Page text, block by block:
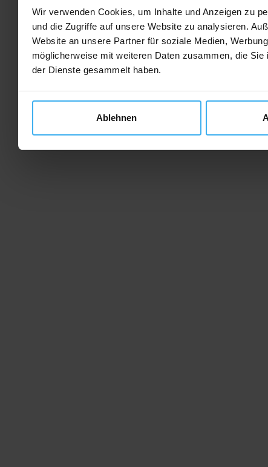
Wir verwenden Cookies, um Inhalte und Anzeigen zu
und die Zugriffe auf unsere Website zu analysieren.
Website an unsere Partner für soziale Medien,
möglicherweise mit weiteren Daten zusammen, die
der Dienste gesammelt haben.
Ablehnen